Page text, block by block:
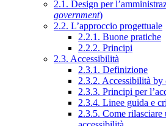
2.1. Design per
government)
2.2. L’approccio progettuale
2.2.1. Buone pratiche
2.2.2. Principi
2.3. Accessibilità
2.3.1. Definizione
2.3.2. Accessibilità by
2.3.3. Principi per
2.3.4. Linee guida e
2.3.5. Come